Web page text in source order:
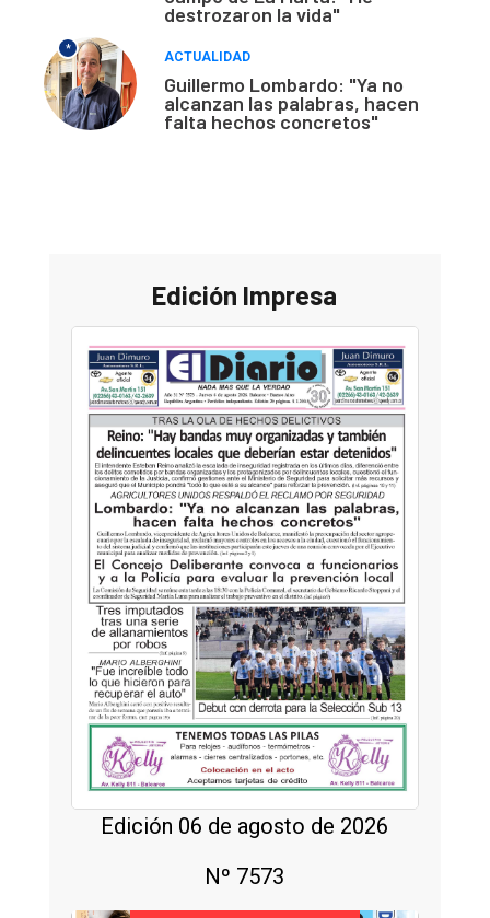
destrozaron la vida"
*
ACTUALIDAD
Guillermo Lombardo: "Ya no
alcanzan las palabras, hacen
falta hechos concretos"
Edición Impresa
Edición 06 de agosto de 2026
Nº 7573